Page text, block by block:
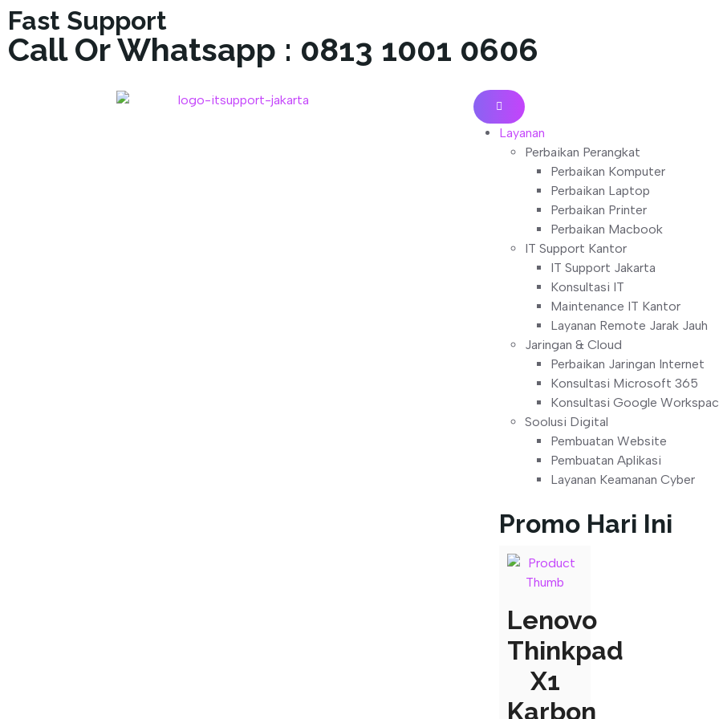
Fast Support
Call Or Whatsapp : 0813 1001 0606
Layanan
Perbaikan Perangkat
Perbaikan Komputer
Perbaikan Laptop
Perbaikan Printer
Perbaikan Macbook
IT Support Kantor
IT Support Jakarta
Konsultasi IT
Maintenance IT Kantor
Layanan Remote Jarak Jauh
Jaringan & Cloud
Perbaikan Jaringan Internet
Konsultasi Microsoft 365
Konsultasi Google
Soolusi Digital
Pembuatan Website
Pembuatan Aplikasi
Layanan Keamanan Cyber
Promo Hari Ini
Lenovo
Thinkpad
X1
Karbon